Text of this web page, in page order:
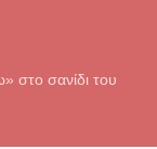
στο σανίδι του